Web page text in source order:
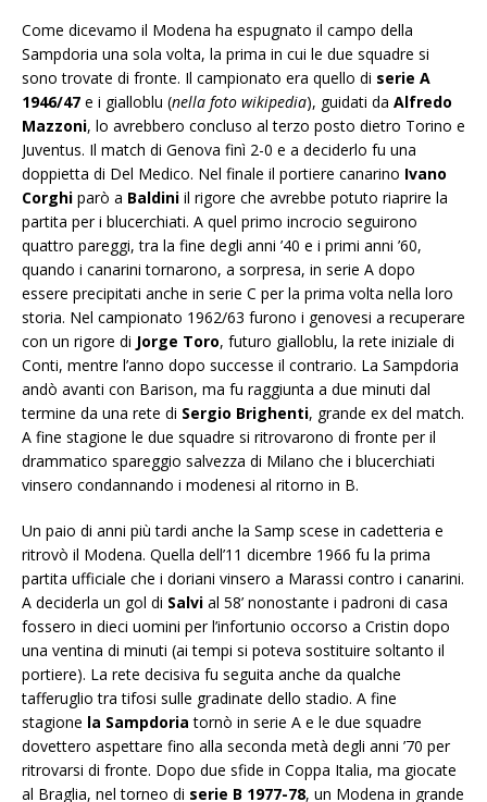
Come dicevamo il Modena ha espugnato il campo della
Sampdoria una sola volta, la prima in cui le due squadre si
sono trovate di fronte. Il campionato era quello di serie A
1946/47 e i gialloblu (nella foto wikipedia), guidati da Alfredo
Mazzoni, lo avrebbero concluso al terzo posto dietro Torino e
Juventus. Il match di Genova finì 2-0 e a deciderlo fu una
doppietta di Del Medico. Nel finale il portiere canarino Ivano
Corghi parò a Baldini il rigore che avrebbe potuto riaprire la
partita per i blucerchiati. A quel primo incrocio seguirono
quattro pareggi, tra la fine degli anni ’40 e i primi anni ’60,
quando i canarini tornarono, a sorpresa, in serie A dopo
essere precipitati anche in serie C per la prima volta nella loro
storia. Nel campionato 1962/63 furono i genovesi a recuperare
con un rigore di Jorge Toro, futuro gialloblu, la rete iniziale di
Conti, mentre l’anno dopo successe il contrario. La Sampdoria
andò avanti con Barison, ma fu raggiunta a due minuti dal
termine da una rete di Sergio Brighenti, grande ex del match.
A fine stagione le due squadre si ritrovarono di fronte per il
drammatico spareggio salvezza di Milano che i blucerchiati
vinsero condannando i modenesi al ritorno in B.
Un paio di anni più tardi anche la Samp scese in cadetteria e
ritrovò il Modena. Quella dell’11 dicembre 1966 fu la prima
partita ufficiale che i doriani vinsero a Marassi contro i canarini.
A deciderla un gol di Salvi al 58’ nonostante i padroni di casa
fossero in dieci uomini per l’infortunio occorso a Cristin dopo
una ventina di minuti (ai tempi si poteva sostituire soltanto il
portiere). La rete decisiva fu seguita anche da qualche
tafferuglio tra tifosi sulle gradinate dello stadio. A fine
stagione la Sampdoria tornò in serie A e le due squadre
dovettero aspettare fino alla seconda metà degli anni ’70 per
ritrovarsi di fronte. Dopo due sfide in Coppa Italia, ma giocate
al Braglia, nel torneo di serie B 1977-78, un Modena in grande